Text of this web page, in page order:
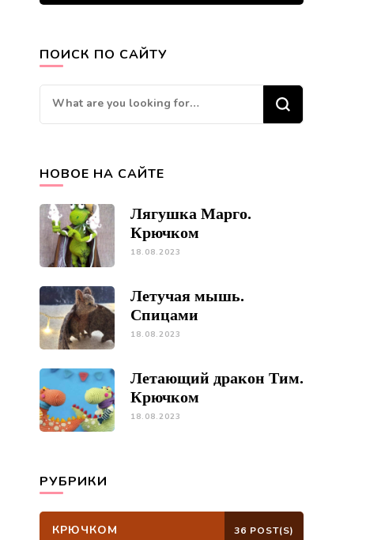
ПОИСК ПО САЙТУ
Looking
for
НОВОЕ НА САЙТЕ
Лягушка Марго.
Крючком
18.08.2023
Летучая мышь.
Спицами
18.08.2023
Летающий дракон Тим.
Крючком
18.08.2023
РУБРИКИ
КРЮЧКОМ 36 POST(S)